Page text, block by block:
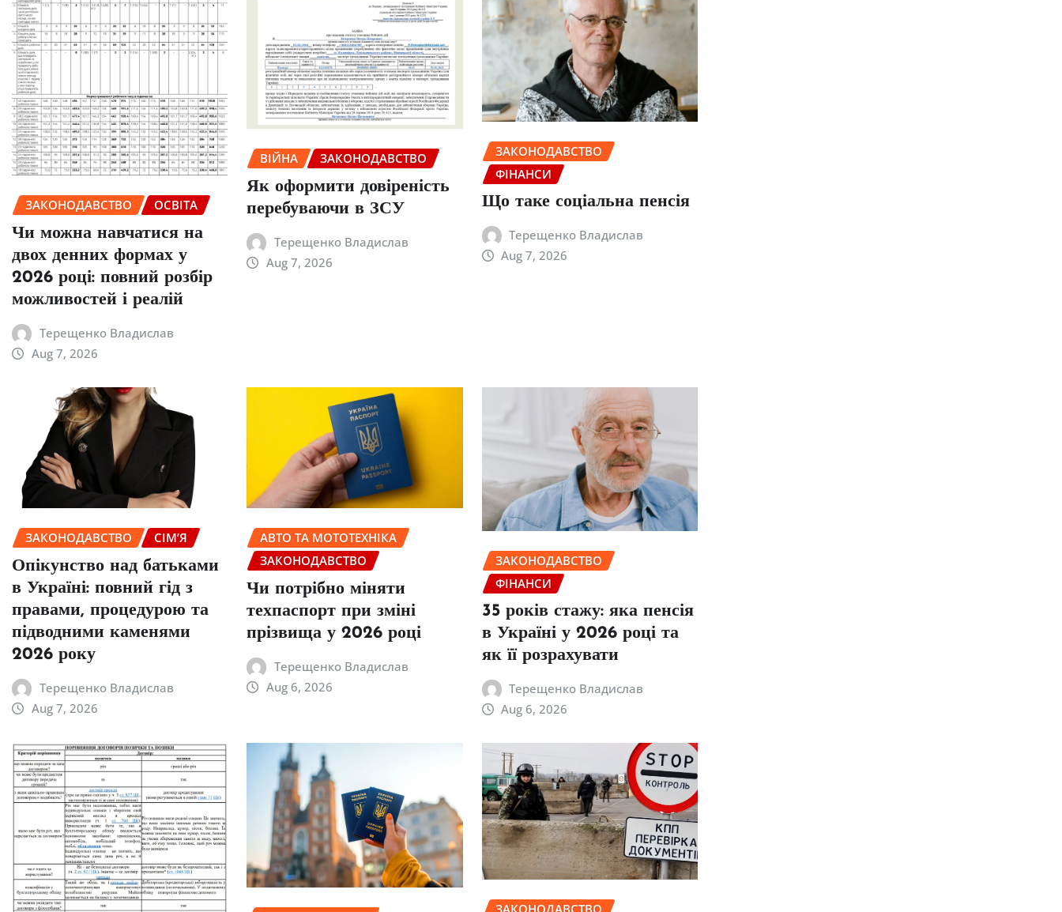
ЗАКОНОДАВСТВО ОСВІТА
Чи можна навчатися на
двох денних формах у
2026 році: повний розбір
можливостей і реалій
Терещенко Владислав
Aug 7, 2026
ВІЙНА ЗАКОНОДАВСТВО
Як оформити довіреність
перебуваючи в ЗСУ
Терещенко Владислав
Aug 7, 2026
ЗАКОНОДАВСТВО
ФІНАНСИ
Що таке соціальна пенсія
Терещенко Владислав
Aug 7, 2026
ЗАКОНОДАВСТВО СІМ’Я
Опікунство над батьками
в Україні: повний гід з
правами, процедурою та
підводними каменями
2026 року
Терещенко Владислав
Aug 7, 2026
АВТО ТА МОТОТЕХНІКА
ЗАКОНОДАВСТВО
Чи потрібно міняти
техпаспорт при зміні
прізвища у 2026 році
Терещенко Владислав
Aug 6, 2026
ЗАКОНОДАВСТВО
ФІНАНСИ
35 років стажу: яка пенсія
в Україні у 2026 році та
як її розрахувати
Терещенко Владислав
Aug 6, 2026
ЗАКОНОДАВСТВО